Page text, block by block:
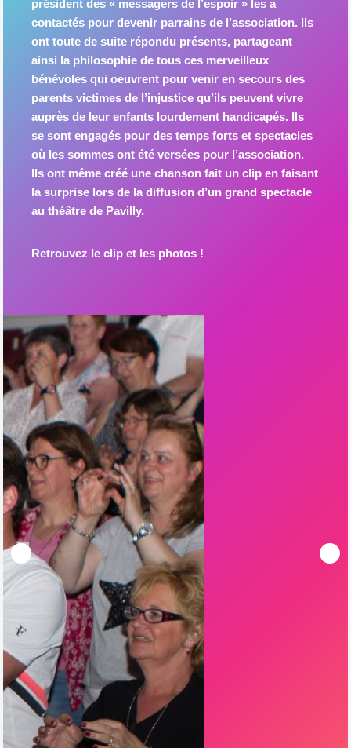
président des « messagers de l’espoir » les a
contactés pour devenir parrains de l’association. Ils
ont toute de suite répondu présents, partageant
ainsi la philosophie de tous ces merveilleux
bénévoles qui oeuvrent pour venir en secours des
parents victimes de l’injustice qu’ils peuvent vivre
auprès de leur enfants lourdement handicapés. Ils
se sont engagés pour des temps forts et spectacles
où les sommes ont été versées pour l’association.
Ils ont même créé une chanson fait un clip en faisant
la surprise lors de la diffusion d’un grand spectacle
au théâtre de Pavilly.
Retrouvez le clip et les photos !